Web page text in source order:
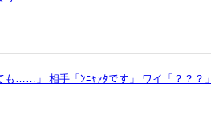
も……」 相手「ﾝﾆｬｧﾀです」 ワイ「？？？」